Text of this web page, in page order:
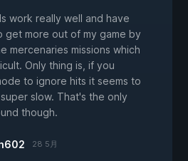
work really well and have
get more out of my game by
mercenaries missions which
Only thing is, if you
to ignore hits it seems to
slow. That's the only
though.
28 5月